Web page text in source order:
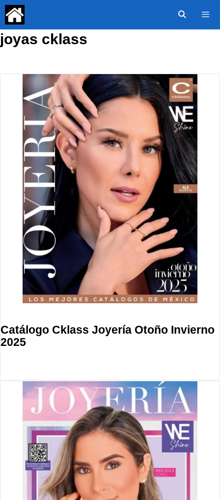
Saltar
contenido
joyas cklass
Catálogo Cklass Joyería Otoño Invierno
2025